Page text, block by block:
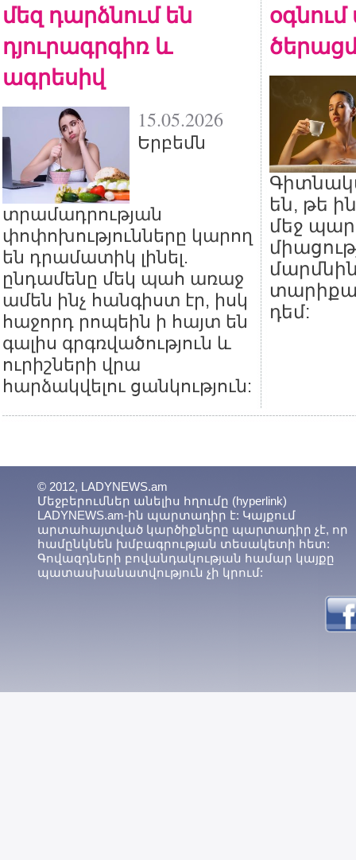
մեզ դարձնում են
դյուրագրգիռ և
ագրեսիվ
15.05.2026
Երբեմն
տրամադրության
փոփոխությունները կարող
են դրամատիկ լինել.
ընդամենը մեկ պահ առաջ
ամեն ինչ հանգիստ էր, իսկ
հաջորդ րոպեին ի հայտ են
գալիս գրգռվածություն և
ուրիշների վրա
հարձակվելու ցանկություն:
են, թե
մեջ
դեմ:
© 2012, LADYNEWS.am
Մեջբերումներ անելիս հղումը (hyperlink)
LADYNEWS.am-ին պարտադիր է: Կայքում
արտահայտված կարծիքները պարտադիր չէ, որ
համընկնեն խմբագրության տեսակետի հետ:
Գովազդների բովանդակության համար կայքը
պատասխանատվություն չի կրում: